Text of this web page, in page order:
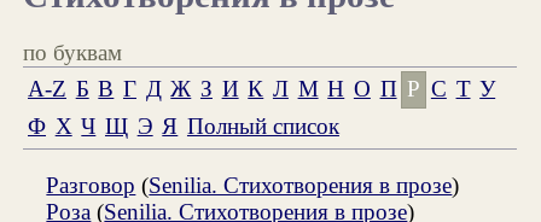
по буквам
A-Z Б В Г Д Ж З И К Л М Н О П Р С Т У
Ф Х Ч Щ Э Я Полный список
Разговор (Senilia. Стихотворения в прозе)
Роза (Senilia. Стихотворения в прозе)